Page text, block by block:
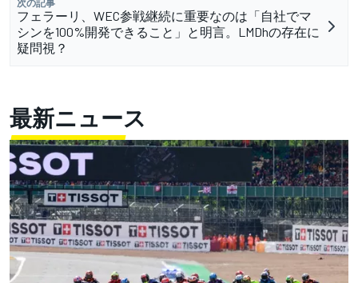
次の記事
フェラーリ、WEC参戦継続に重要なのは「自社でマ
シンを100%開発できること」と明言。LMDhの存在に
疑問視？
最新ニュース